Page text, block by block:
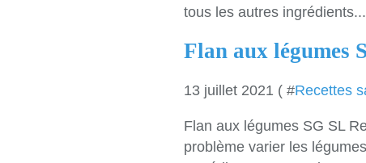
tous les autres
Flan aux légumes
13 juillet 2021 ( #Recettes
Flan aux légumes SG SL
problème varier les